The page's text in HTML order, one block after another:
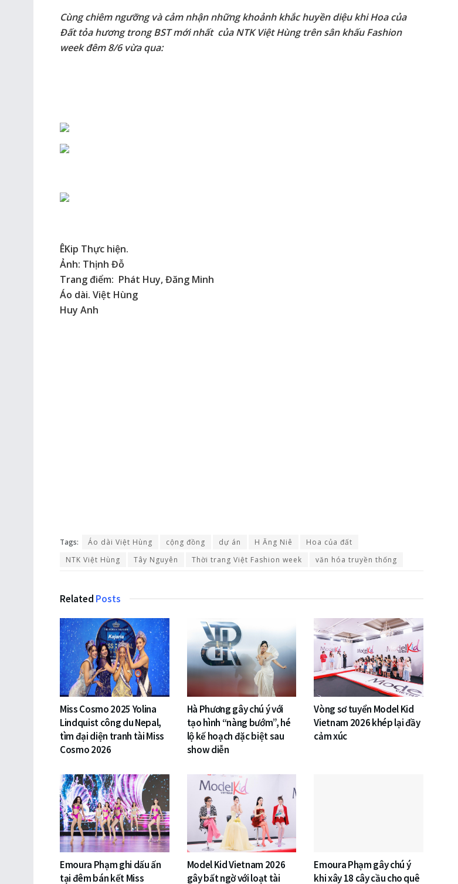
Cùng chiêm ngưỡng và cảm nhận những khoảnh khắc huyền diệu khi Hoa của
Đất tỏa hương trong BST mới nhất của NTK Việt Hùng trên sân khấu Fashion
week đêm 8/6 vừa qua:
ÊKip Thực hiện.
Ảnh: Thịnh Đỗ
Trang điểm: Phát Huy, Đăng Minh
Áo dài. Việt Hùng
Huy Anh
Tags: Áo dài Việt Hùng cộng đồng dự án H Ăng Niê
Hoa của đất
NTK Việt Hùng
Tây Nguyên Thời trang Việt Fashion week văn hóa truyền thống
Related Posts
Miss Cosmo 2025 Yolina
Lindquist công du Nepal,
tìm đại diện tranh tài Miss
Cosmo 2026
Hà Phương gây chú ý với
tạo hình “nàng bướm”, hé
lộ kế hoạch đặc biệt sau
show diễn
Vòng sơ tuyển Model Kid
Vietnam 2026 khép lại đầy
cảm xúc
Emoura Phạm ghi dấu ấn
tại đêm bán kết Miss
Model Kid Vietnam 2026
gây bất ngờ với loạt tài
Emoura Phạm gây chú ý
khi xây 18 cây cầu cho quê